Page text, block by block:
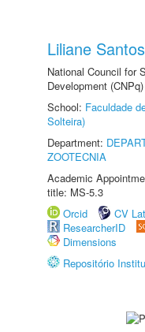
Liliane
National Council for
Development
School: Faculdade
Solteira)
Department:
ZOOTECNIA
Academic
title: MS-5.3
Orcid
CV
ResearcherID
Dimensions
Repositório